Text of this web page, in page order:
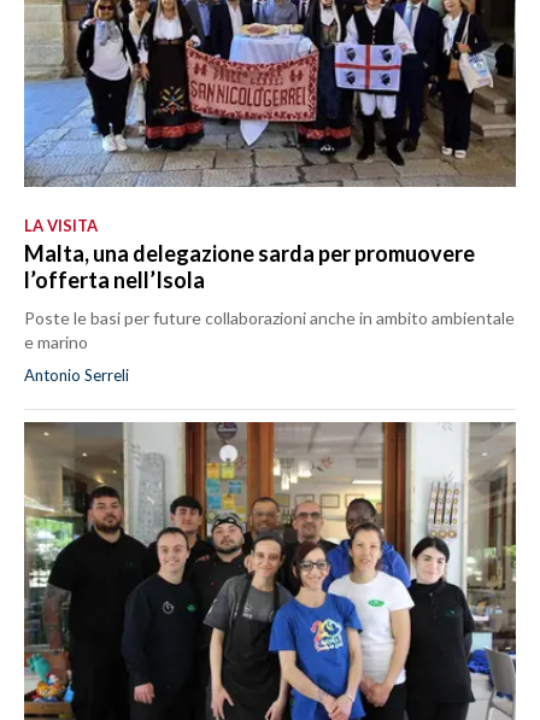
LA VISITA
Malta, una delegazione sarda per promuovere
l’offerta nell’Isola
Poste le basi per future collaborazioni anche in ambito ambientale
e marino
Antonio Serreli